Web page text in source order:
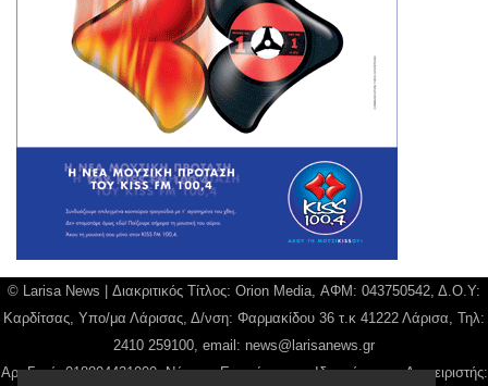
© Larisa News | Διακριτικός Τίτλος: Orion Media, ΑΦΜ: 043750542, Δ.Ο.Υ:
Καρδίτσας, Υπο/μα Λάρισας, Δ/νση: Φαρμακίδου 36 τ.κ 41222 Λάρισα, Τηλ:
2410 259100, email: news@larisanews.gr
Αρ. Γεμή: 018804431000, Νόμιμος Εκπρόσωπος, Ιδιοκτήτης και Διαχειριστής: